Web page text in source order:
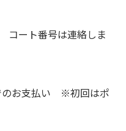
コート番号は連絡しま
お支払い ※初回はポ